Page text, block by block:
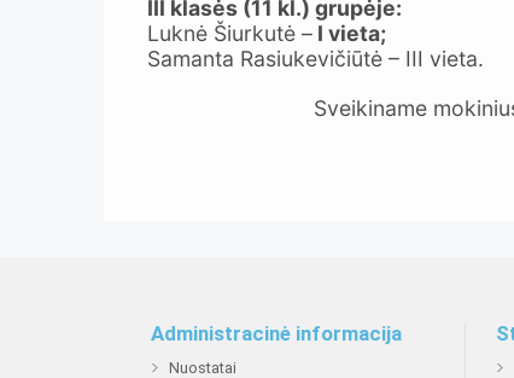
III klasės (11 kl.) grupėje:
Luknė Šiurkutė – I vieta;
Samanta Rasiukevičiūtė – III vieta.
Sveikiname
Administracinė informacija
Nuostatai